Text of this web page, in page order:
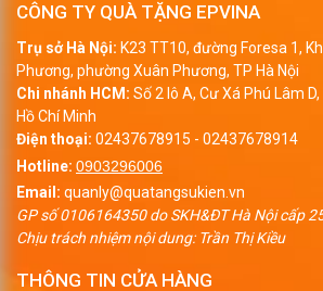
Quà tặng USB da sang trọng, tinh tế
CÔNG TY QUÀ TẶNG EPVINA
Trụ sở Hà Nội: K23 TT10, đường Foresa 1,
Phương, phường Xuân Phương, TP Hà Nội
Chi nhánh HCM: Số 2 lô A, Cư Xá Phú Lâm
Hồ Chí Minh
Điện thoại: 02437678915 - 02437678914
Hotline: 0903296006
Email: quanly@quatangsukien.vn
GP số 0106164350 do SKH&ĐT Hà Nội cấp
Chịu trách nhiệm nội dung: Trần Thị Kiều
THÔNG TIN CỬA HÀNG